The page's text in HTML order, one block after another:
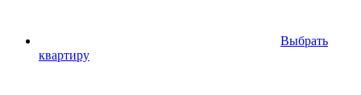
Выбрать
квартиру